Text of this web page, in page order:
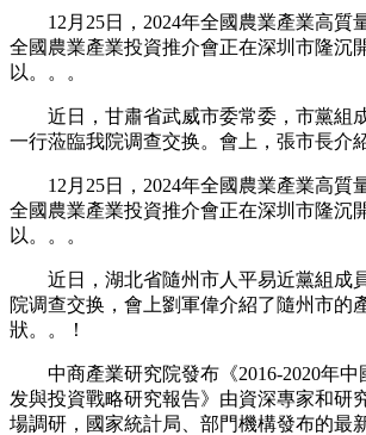
12月25日，2024年全國農業產業高質
全國農業產業投資推介會正在深圳市隆沉
以。。。
近日，甘肅省武威市委常委，市黨組
一行蒞臨我院调查交换。會上，張市長介
12月25日，2024年全國農業產業高質
全國農業產業投資推介會正在深圳市隆沉
以。。。
近日，湖北省隨州市人平易近黨組成
院调查交换，會上劉軍偉介紹了隨州市的
狀。。！
中商產業研究院發布《2016-2020年中
发與投資戰略研究報告》由資深專家和研
場調研，國家統計局、部門機構發布的最